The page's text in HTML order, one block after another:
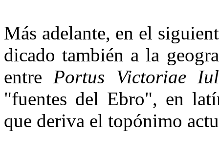
Más adelante, en el
dicado también a la
en­tre Portus Victoriae
"fuentes del Ebro", en
que deriva el topónimo